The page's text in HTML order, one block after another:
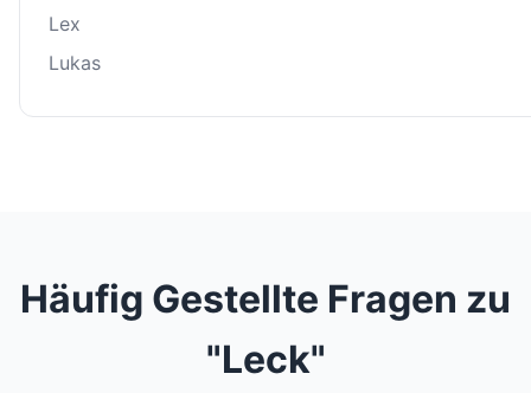
Lex
Lukas
Häufig Gestellte Fragen zu
"Leck"